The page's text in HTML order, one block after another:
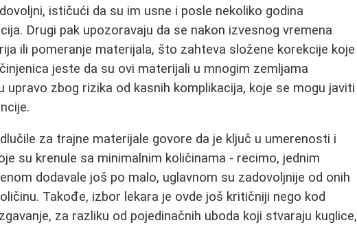
ističući da su im usne i posle nekoliko godina
Drugi pak upozoravaju da se nakon izvesnog vremena
ili pomeranje materijala, što zahteva složene korekcije koje
jeste da su ovi materijali u mnogim zemljama
upravo zbog rizika od kasnih komplikacija, koje se mogu javiti
za trajne materijale govore da je ključ u umerenosti i
su krenule sa minimalnim količinama - recimo, jednim
dodavale još po malo, uglavnom su zadovoljnije od onih
Takođe, izbor lekara je ovde još kritičniji nego kod
za razliku od pojedinačnih uboda koji stvaraju kuglice,